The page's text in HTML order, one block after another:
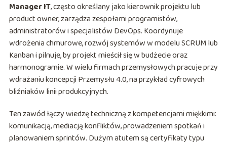
Manager IT, często określany jako kierownik projektu lub
product owner, zarządza zespołami programistów,
administratorów i specjalistów DevOps. Koordynuje
wdrożenia chmurowe, rozwój systemów w modelu SCRUM lub
Kanban i pilnuje, by projekt mieścił się w budżecie oraz
harmonogramie. W wielu firmach przemysłowych pracuje przy
wdrażaniu koncepcji Przemysłu 4.0, na przykład cyfrowych
bliźniaków linii produkcyjnych.
Ten zawód łączy wiedzę techniczną z kompetencjami miękkimi:
komunikacją, mediacją konfliktów, prowadzeniem spotkań i
planowaniem sprintów. Dużym atutem są certyfikaty typu